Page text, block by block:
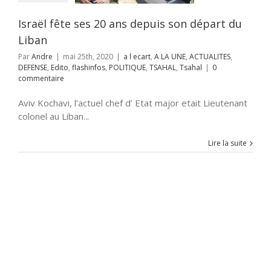
Israël fête ses 20 ans depuis son départ du
Liban
ParAndre | mai 25th, 2020 | a l ecart, A LA UNE, ACTUALITES,
DEFENSE, Edito, flashinfos, POLITIQUE, TSAHAL, Tsahal | 0
commentaire
Aviv Kochavi, l’actuel chef d’ Etat major etait Lieutenant
colonel au Liban...
Lire la suite